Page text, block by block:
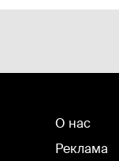
О нас
Реклама